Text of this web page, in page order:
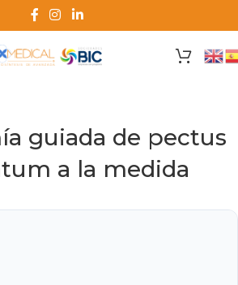
guiada de pectus
a la medida